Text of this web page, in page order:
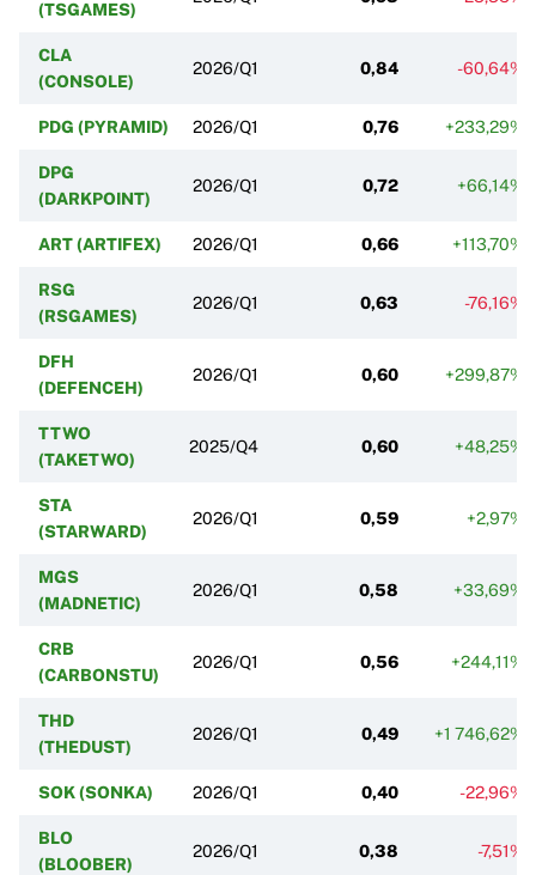
(TSGAMES)
CLA
(CONSOLE)
2026/Q1 0,84 -60,64%
PDG (PYRAMID) 2026/Q1 0,76 +233,29%
DPG
(DARKPOINT)
2026/Q1 0,72 +66,14%
ART (ARTIFEX) 2026/Q1 0,66 +113,70%
RSG
(RSGAMES)
2026/Q1 0,63 -76,16%
DFH
(DEFENCEH)
2026/Q1 0,60 +299,87%
TTWO
(TAKETWO)
2025/Q4 0,60 +48,25%
STA
(STARWARD)
2026/Q1 0,59 +2,97%
MGS
(MADNETIC)
2026/Q1 0,58 +33,69%
CRB
(CARBONSTU)
2026/Q1 0,56 +244,11%
THD
(THEDUST)
2026/Q1 0,49 +1 746,62%
SOK (SONKA) 2026/Q1 0,40 -22,96%
BLO
(BLOOBER)
2026/Q1 0,38 -7,51%